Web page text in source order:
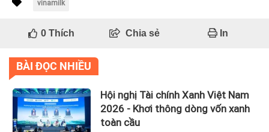
vinamilk
0Thích Chia sẻ In
BÀI ĐỌC NHIỀU
Hội nghị Tài chính Xanh Việt Nam
2026 - Khơi thông dòng vốn xanh
toàn cầu